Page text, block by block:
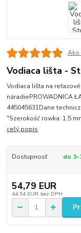
Ako
Vodiaca lišta -
Vodiaca lišta na
náradiePROWADNICA
445045631Dane
"Szerokość rowka: 1,5
celý popis
Dostupnosť do 3-
54,79 EUR
44,54 EUR bez DPH